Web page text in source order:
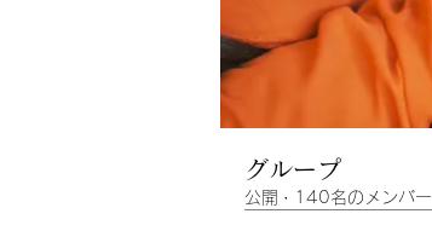
グループ
公開 · 140名のメンバー